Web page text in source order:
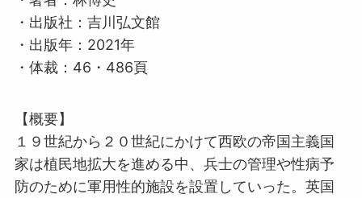
・出版社：吉川弘文館
・出版年：2021年
・体裁：46・486頁
【概要】
１９世紀から２０世紀にかけて西欧の帝国主義国
家は植民地拡大を進める中、兵士の管理や性病予
防のために軍用性的施設を設置していった。英国